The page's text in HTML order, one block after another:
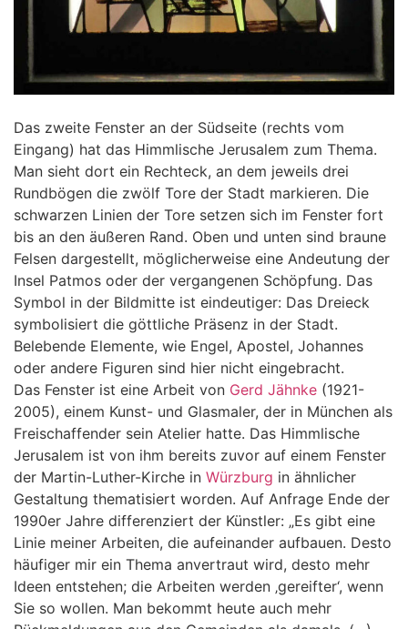
Das zweite Fenster an der Südseite (rechts vom
Eingang) hat das Himmlische Jerusalem zum Thema.
Man sieht dort ein Rechteck, an dem jeweils drei
Rundbögen die zwölf Tore der Stadt markieren. Die
schwarzen Linien der Tore setzen sich im Fenster fort
bis an den äußeren Rand. Oben und unten sind braune
Felsen dargestellt, möglicherweise eine Andeutung der
Insel Patmos oder der vergangenen Schöpfung. Das
Symbol in der Bildmitte ist eindeutiger: Das Dreieck
symbolisiert die göttliche Präsenz in der Stadt.
Belebende Elemente, wie Engel, Apostel, Johannes
oder andere Figuren sind hier nicht eingebracht.
Das Fenster ist eine Arbeit von Gerd Jähnke (1921-
2005), einem Kunst- und Glasmaler, der in München als
Freischaffender sein Atelier hatte. Das Himmlische
Jerusalem ist von ihm bereits zuvor auf einem Fenster
der Martin-Luther-Kirche in Würzburg in ähnlicher
Gestaltung thematisiert worden. Auf Anfrage Ende der
1990er Jahre differenziert der Künstler: „Es gibt eine
Linie meiner Arbeiten, die aufeinander aufbauen. Desto
häufiger mir ein Thema anvertraut wird, desto mehr
Ideen entstehen; die Arbeiten werden ‚gereifter‘, wenn
Sie so wollen. Man bekommt heute auch mehr